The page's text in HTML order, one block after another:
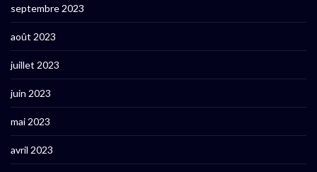
septembre 2023
août 2023
juillet 2023
juin 2023
mai 2023
avril 2023